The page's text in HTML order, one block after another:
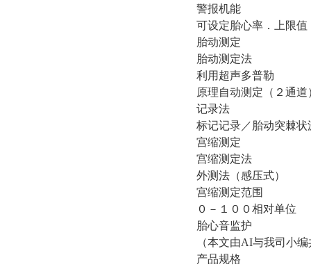
警报机能
可设定胎心率．上限
胎动测定
胎动测定法
利用超声多普勒
原理自动测定（２通道
记录法
标记记录／胎动突棘状
宫缩测定
宫缩测定法
外测法（感压式）
宫缩测定范围
０－１００相对单位
胎心音监护
（本文由AI与我司小
产品规格